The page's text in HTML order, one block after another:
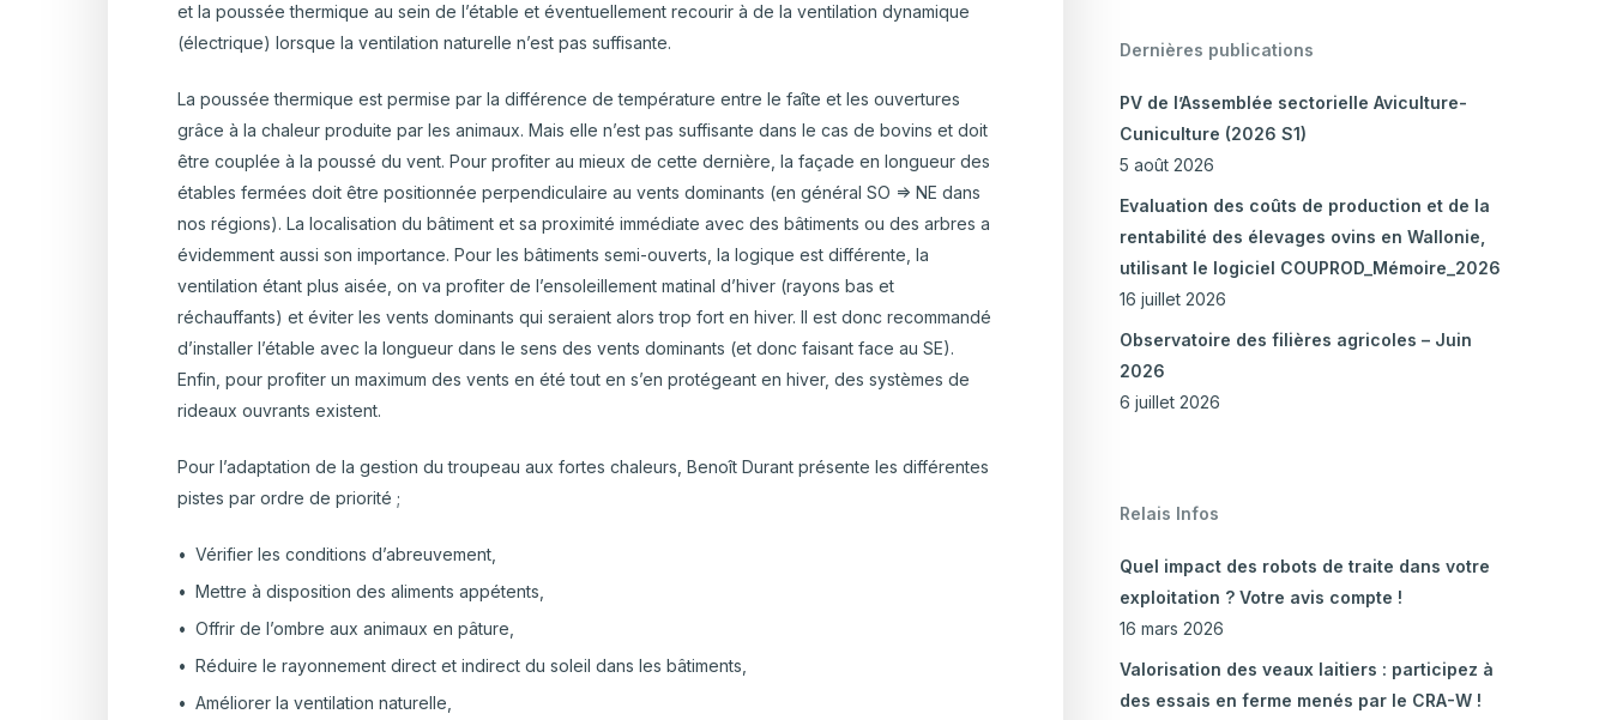
et la poussée thermique au sein de l’étable et éventuellement recourir à de la ventilation dynamique
(électrique) lorsque la ventilation naturelle n’est pas suffisante.
La poussée thermique est permise par la différence de température entre le faîte et les ouvertures
grâce à la chaleur produite par les animaux. Mais elle n’est pas suffisante dans le cas de bovins et doit
être couplée à la poussé du vent. Pour profiter au mieux de cette dernière, la façade en longueur des
étables fermées doit être positionnée perpendiculaire au vents dominants (en général SO => NE dans
nos régions). La localisation du bâtiment et sa proximité immédiate avec des bâtiments ou des arbres a
évidemment aussi son importance. Pour les bâtiments semi-ouverts, la logique est différente, la
ventilation étant plus aisée, on va profiter de l’ensoleillement matinal d’hiver (rayons bas et
réchauffants) et éviter les vents dominants qui seraient alors trop fort en hiver. Il est donc recommandé
d’installer l’étable avec la longueur dans le sens des vents dominants (et donc faisant face au SE).
Enfin, pour profiter un maximum des vents en été tout en s’en protégeant en hiver, des systèmes de
rideaux ouvrants existent.
Pour l’adaptation de la gestion du troupeau aux fortes chaleurs, Benoît Durant présente les différentes
pistes par ordre de priorité ;
Vérifier les conditions d’abreuvement,
Mettre à disposition des aliments appétents,
Offrir de l’ombre aux animaux en pâture,
Réduire le rayonnement direct et indirect du soleil dans les bâtiments,
Améliorer la ventilation naturelle,
Dernières publications
PV de l’Assemblée sectorielle Aviculture-
Cuniculture (2026 S1)
5 août 2026
Evaluation des coûts de production et de la
rentabilité des élevages ovins en Wallonie,
utilisant le logiciel COUPROD_Mémoire_2026
16 juillet 2026
Observatoire des filières agricoles – Juin
2026
6 juillet 2026
Relais Infos
Quel impact des robots de traite dans votre
exploitation ? Votre avis compte !
16 mars 2026
Valorisation des veaux laitiers : participez à
des essais en ferme menés par le CRA-W !